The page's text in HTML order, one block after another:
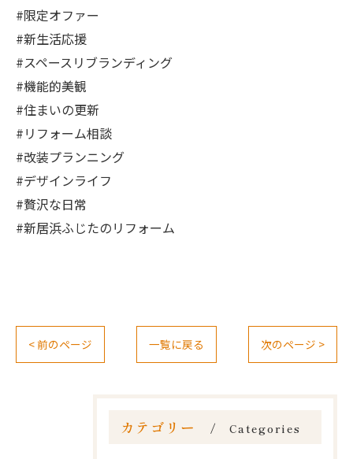
#限定オファー
#新生活応援
#スペースリブランディング
#機能的美観
#住まいの更新
#リフォーム相談
#改装プランニング
#デザインライフ
#贅沢な日常
#新居浜ふじたのリフォーム
< 前のページ 一覧に戻る 次のページ >
カテゴリー Categories